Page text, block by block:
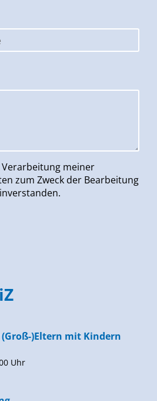
Verarbeitung meiner
zum Zweck der Bearbeitung
)Eltern mit Kindern
Uhr